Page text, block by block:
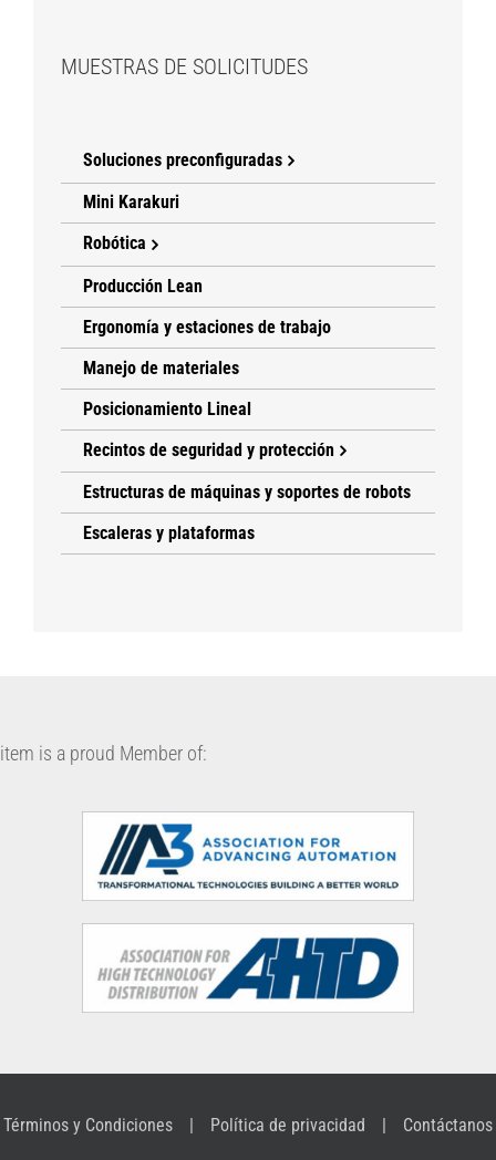
MUESTRAS DE SOLICITUDES
Soluciones preconfiguradas
Mini Karakuri
Robótica
Producción Lean
Ergonomía y estaciones de trabajo
Manejo de materiales
Posicionamiento Lineal
Recintos de seguridad y protección
Estructuras de máquinas y soportes de robots
Escaleras y plataformas
item is a proud Member of:
Términos y Condiciones Política de privacidad Contáctanos